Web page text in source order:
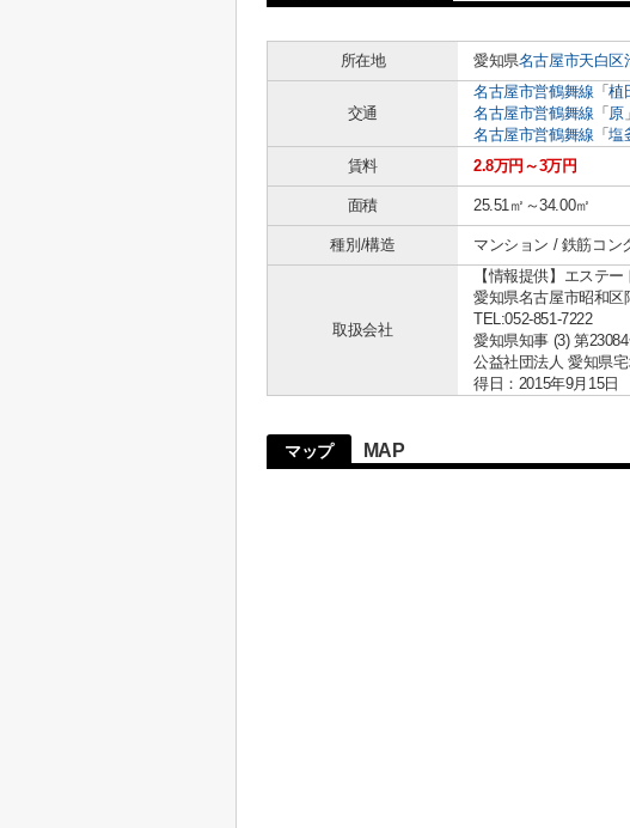
所在地
愛知県名古屋市天白区
交通
名古屋市営鶴舞線 「植
名古屋市営鶴舞線 「 原
名古屋市営鶴舞線 「塩
賃料
2.8万円～3万円
面積 25.51㎡～34.00㎡
種別/構造 マンション / 鉄筋コン
取扱会社
【情報提供】エステ
愛知県名古屋市昭和区
TEL:052-851-7222
愛知県知事 (3) 第
公益社団法人 愛知県
得日：2015年9月15日
マップ MAP